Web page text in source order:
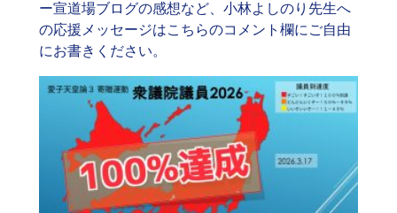
ー宣道場ブログの感想など、小林よしのり先生へ
の応援メッセージはこちらのコメント欄にご自由
にお書きください。